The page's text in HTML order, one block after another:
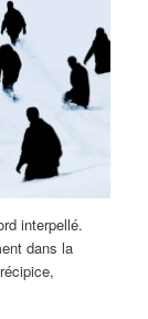
interpellé.
dans la